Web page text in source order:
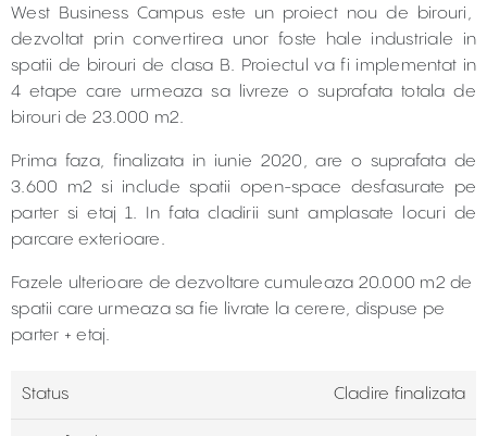
West Business Campus este un proiect nou de birouri,
dezvoltat prin convertirea unor foste hale industriale in
spatii de birouri de clasa B. Proiectul va fi implementat in
4 etape care urmeaza sa livreze o suprafata totala de
birouri de 23.000 m2.
Prima faza, finalizata in iunie 2020, are o suprafata de
3.600 m2 si include spatii open-space desfasurate pe
parter si etaj 1. In fata cladirii sunt amplasate locuri de
parcare exterioare.
Fazele ulterioare de dezvoltare cumuleaza 20.000 m2 de
spatii care urmeaza sa fie livrate la cerere, dispuse pe
parter + etaj.
Status Cladire finalizata